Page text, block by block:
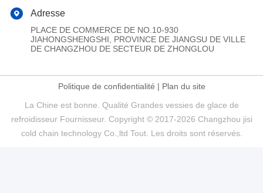
Adresse
PLACE DE COMMERCE DE NO.10-930
JIAHONGSHENGSHI, PROVINCE DE JIANGSU DE VILLE
DE CHANGZHOU DE SECTEUR DE ZHONGLOU
Politique de confidentialité | Plan du site
La Chine est bonne. Qualité Grandes vessies de glace de
refroidisseur Fournisseur. Copyright © 2017-2026 Changzhou jisi
cold chain technology Co.,ltd Tout. Les droits sont réservés.